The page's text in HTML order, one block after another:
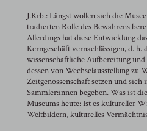
J.Krb.: Längst wollen sich die
tradierten Rolle des Bewahrens
Allerdings hat diese Entwicklung
Kerngeschäft vernachlässigen, d.
wissenschaftliche Aufbereitung
dessen von Wechselausstellung zu
Zeitgenossenschaft setzen und
Sammler:innen begeben. Was ist
Museums heute: Ist es kultureller
Weltbildern, kulturelles